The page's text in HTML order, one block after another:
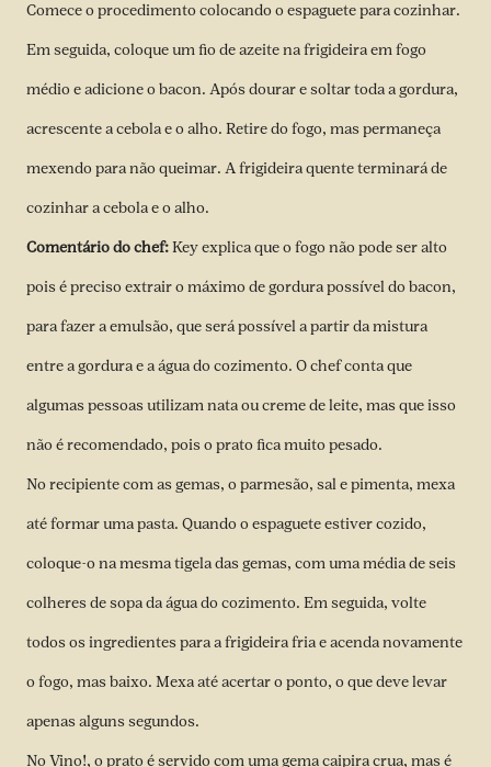
Comece o procedimento colocando o espaguete para cozinhar.
Em seguida, coloque um fio de azeite na frigideira em fogo
médio e adicione o bacon. Após dourar e soltar toda a gordura,
acrescente a cebola e o alho. Retire do fogo, mas permaneça
mexendo para não queimar. A frigideira quente terminará de
cozinhar a cebola e o alho.
Comentário do chef:Key explica que o fogo não pode ser alto
pois é preciso extrair o máximo de gordura possível do bacon,
para fazer a emulsão, que será possível a partir da mistura
entre a gordura e a água do cozimento. O chef conta que
algumas pessoas utilizam nata ou creme de leite, mas que isso
não é recomendado, pois o prato fica muito pesado.
No recipiente com as gemas, o parmesão, sal e pimenta, mexa
até formar uma pasta. Quando o espaguete estiver cozido,
coloque-o na mesma tigela das gemas, com uma média de seis
colheres de sopa da água do cozimento. Em seguida, volte
todos os ingredientes para a frigideira fria e acenda novamente
o fogo, mas baixo. Mexa até acertar o ponto, o que deve levar
apenas alguns segundos.
No Vino!, o prato é servido com uma gema caipira crua, mas é